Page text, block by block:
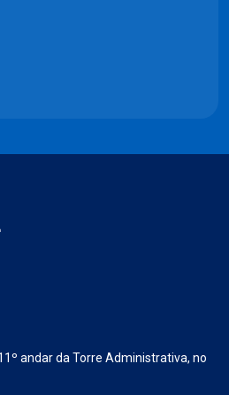
andar da Torre Administrativa, no